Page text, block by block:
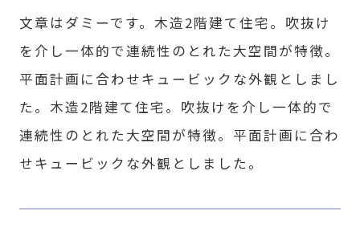
文章はダミーです。木造2階建て住宅。吹抜け
を介し一体的で連続性のとれた大空間が特徴。
平面計画に合わせキュービックな外観としまし
た。木造2階建て住宅。吹抜けを介し一体的で
連続性のとれた大空間が特徴。平面計画に合わ
せキュービックな外観としました。